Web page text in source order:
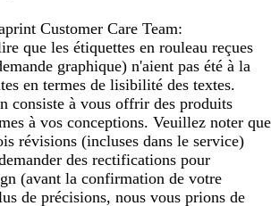
Customer Care Team:
que les étiquettes en rouleau reçues
graphique) n'aient pas été à la
en termes de lisibilité des textes.
consiste à vous offrir des produits
à vos conceptions. Veuillez noter que
révisions (incluses dans le service)
des rectifications pour
(avant la confirmation de votre
de précisions, nous vous prions de